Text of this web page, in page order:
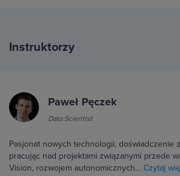
Instruktorzy
Paweł Pęczek
Data Scientist
Pasjonat nowych technologii, doświadczenie
pracując nad projektami związanymi przede
Vision, rozwojem autonomicznych… Czytaj